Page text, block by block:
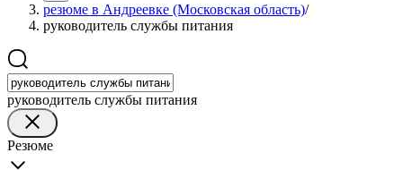
резюме в Андреевке (Московская область)/
руководитель службы питания
руководитель службы питания
Резюме